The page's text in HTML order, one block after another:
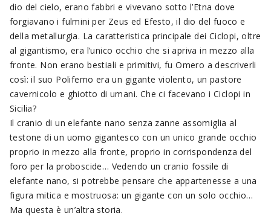
dio del cielo, erano fabbri e vivevano sotto l’Etna dove
forgiavano i fulmini per Zeus ed Efesto, il dio del fuoco e
della metallurgia. La caratteristica principale dei Ciclopi, oltre
al gigantismo, era l’unico occhio che si apriva in mezzo alla
fronte. Non erano bestiali e primitivi, fu Omero a descriverli
così: il suo Polifemo era un gigante violento, un pastore
cavernicolo e ghiotto di umani. Che ci facevano i Ciclopi in
Sicilia?
Il cranio di un elefante nano senza zanne assomiglia al
testone di un uomo gigantesco con un unico grande occhio
proprio in mezzo alla fronte, proprio in corrispondenza del
foro per la proboscide… Vedendo un cranio fossile di
elefante nano, si potrebbe pensare che appartenesse a una
figura mitica e mostruosa: un gigante con un solo occhio…
Ma questa è un’altra storia.